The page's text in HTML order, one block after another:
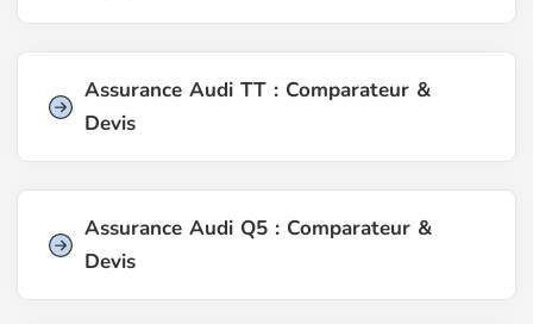
Assurance Audi TT : Comparateur &
Devis
Assurance Audi Q5 : Comparateur &
Devis